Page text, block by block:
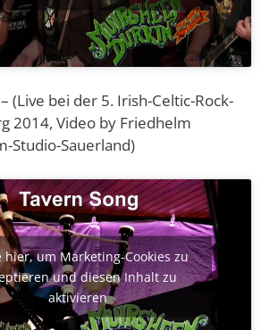
– (Live bei der 5. Irish-Celtic-Rock-
2014, Video by Friedhelm
Studio-Sauerland)
hier, um Marketing-Cookies zu
und diesen Inhalt zu
aktivieren